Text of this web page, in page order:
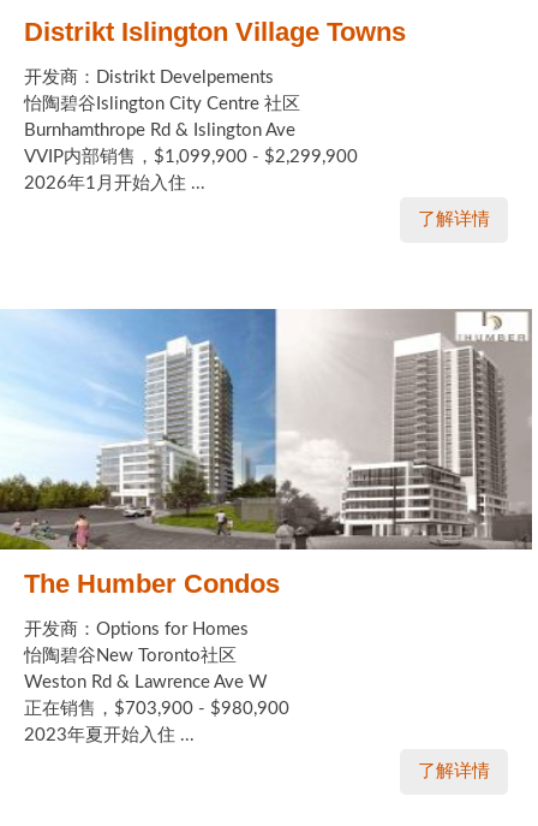
Distrikt Islington Village Towns
开发商：Distrikt Develpements
怡陶碧谷Islington City Centre 社区
Burnhamthrope Rd & Islington Ave
VVIP内部销售，$1,099,900 - $2,299,900
2026年1月开始入住 ...
了解详情
The Humber Condos
开发商：Options for Homes
怡陶碧谷New Toronto社区
Weston Rd & Lawrence Ave W
正在销售，$703,900 - $980,900
2023年夏开始入住 ...
了解详情